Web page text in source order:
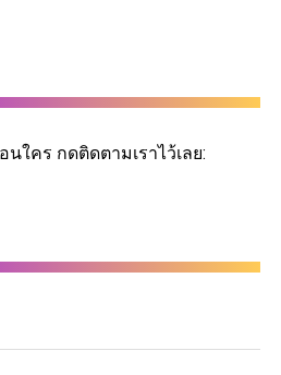
ใคร กดติดตามเราไว้เลย: